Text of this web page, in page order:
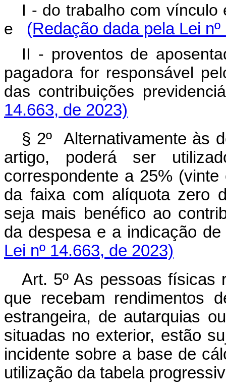
I - do trabalho com vínculo
e (Redação dada pela Lei
II - proventos de
pagadora for responsável
das contribuições
14.663, de 2023)
§ 2º Alternativamente às
artigo, poderá ser
correspondente a 25%
da faixa com alíquota zero
seja mais benéfico ao
da despesa e a indicação
Lei nº 14.663, de 2023)
Art. 5º As pessoas físicas
que recebam rendimentos
estrangeira, de autarquias
situadas no exterior, estão
incidente sobre a base de
utilização da tabela